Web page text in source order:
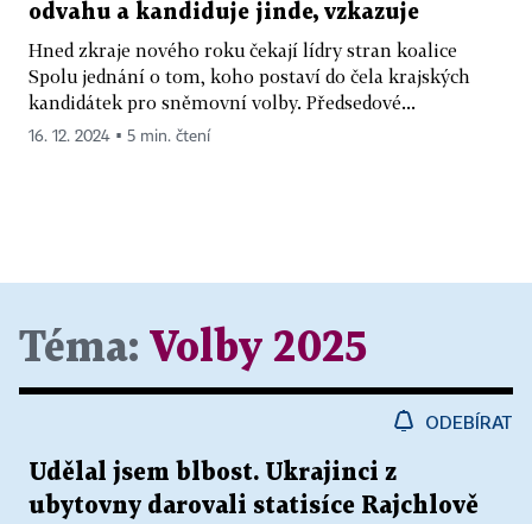
odvahu a kandiduje jinde, vzkazuje
Hned zkraje nového roku čekají lídry stran koalice
Spolu jednání o tom, koho postaví do čela krajských
kandidátek pro sněmovní volby. Předsedové...
16. 12. 2024 ▪ 5 min. čtení
Téma: Volby 2025
ODEBÍRAT
Udělal jsem blbost. Ukrajinci z
ubytovny darovali statisíce Rajchlově